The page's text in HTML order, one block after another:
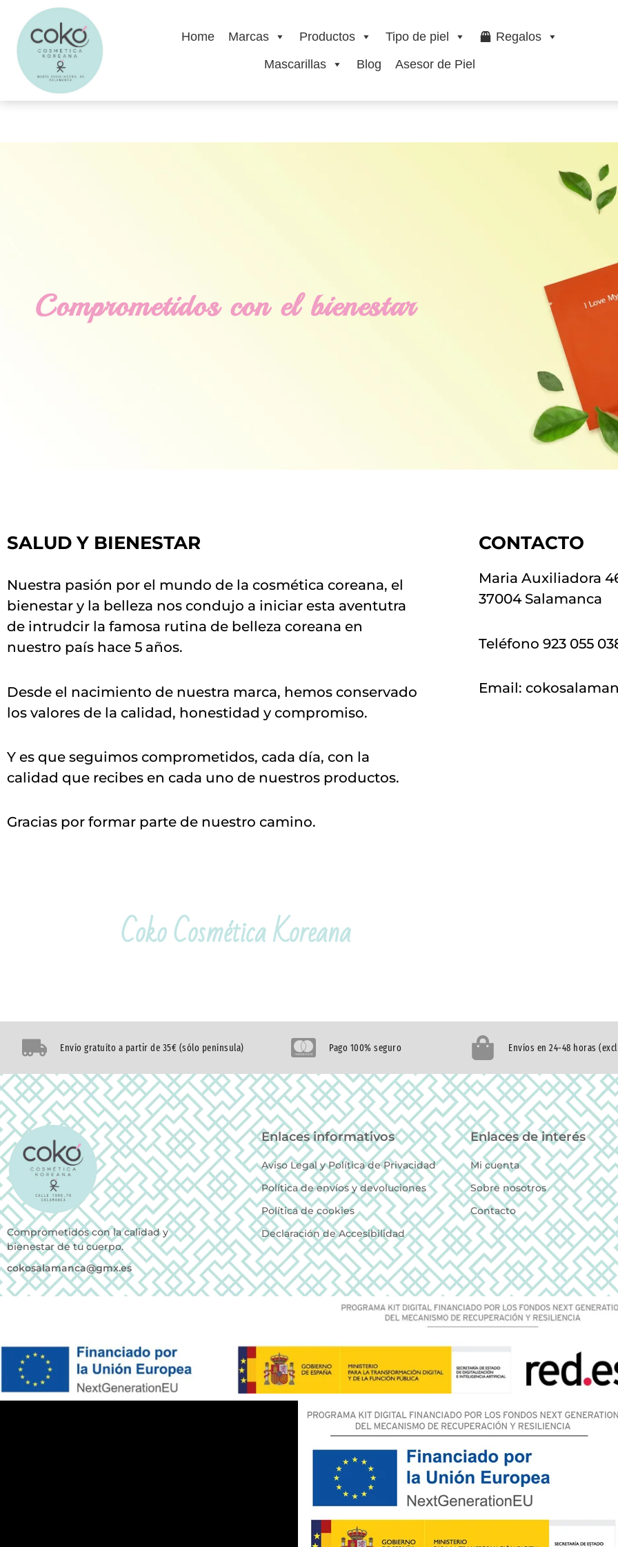
Home Marcas Productos Tipo de piel
Regalos
Mascarillas
Blog Asesor de Piel
Comprometidos con el bienestar
SALUD Y BIENESTAR
Nuestra pasión por el mundo de la cosmética coreana, el
bienestar y la belleza nos condujo a iniciar esta aventutra
de intrudcir la famosa rutina de belleza coreana en
nuestro país hace 5 años.
Desde el nacimiento de nuestra marca, hemos conservado
los valores de la calidad, honestidad y compromiso.
Y es que seguimos comprometidos, cada día, con la
calidad que recibes en cada uno de nuestros productos.
Gracias por formar parte de nuestro camino.
Coko Cosmética Koreana
CONTACTO
Maria Auxiliadora
37004 Salamanca
Teléfono 923 055
Email:
Envío gratuíto a partir de 35€ (sólo península) Pago 100% seguro Envíos en 24-48 horas
Comprometidos con la calidad y
bienestar de tu cuerpo.
cokosalamanca@gmx.es
Enlaces informativos
Aviso Legal y Política de Privacidad
Política de envíos y devoluciones
Política de cookies
Declaración de Accesibilidad
Enlaces de interés
Mi cuenta
Sobre nosotros
Contacto